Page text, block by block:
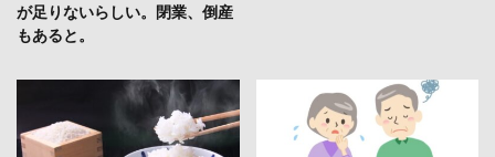
が足りないらしい。閉業、倒産
もあると。